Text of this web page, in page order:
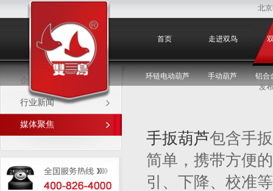
北
首页 走进双鸟
环链电动葫芦 手动葫芦 铝合
媒体聚焦
企业新闻
行业新闻
媒体聚焦
发
手扳葫芦包含手
简单，携带方便
引、下降、校准